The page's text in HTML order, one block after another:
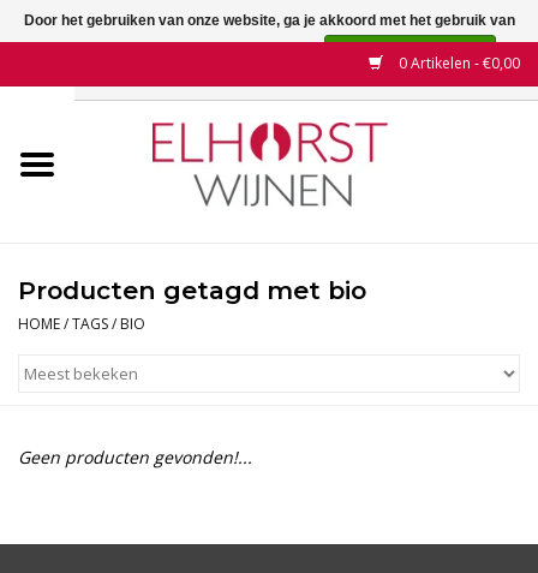
0 Artikelen - €0,00
Wijnen
Wijnhuizen
Druif
Wijnaanbiedingen
Producten getagd met bio
HOME/TAGS/ BIO
Geen producten gevonden!...
Door het gebruiken van onze website, ga je akkoord met het gebruik van